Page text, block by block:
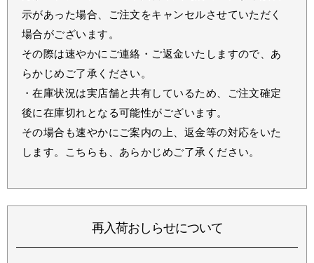
示があった場合、ご注文をキャンセルさせていただく
場合がございます。
その際は速やかにご連絡・ご返金いたしますので、あ
らかじめご了承ください。
・在庫状況は実店舗と共有しているため、ご注文確定
後に在庫切れとなる可能性がございます。
その場合も速やかにご案内の上、返金等の対応をいた
します。こちらも、あらかじめご了承ください。
再入荷おしらせについて